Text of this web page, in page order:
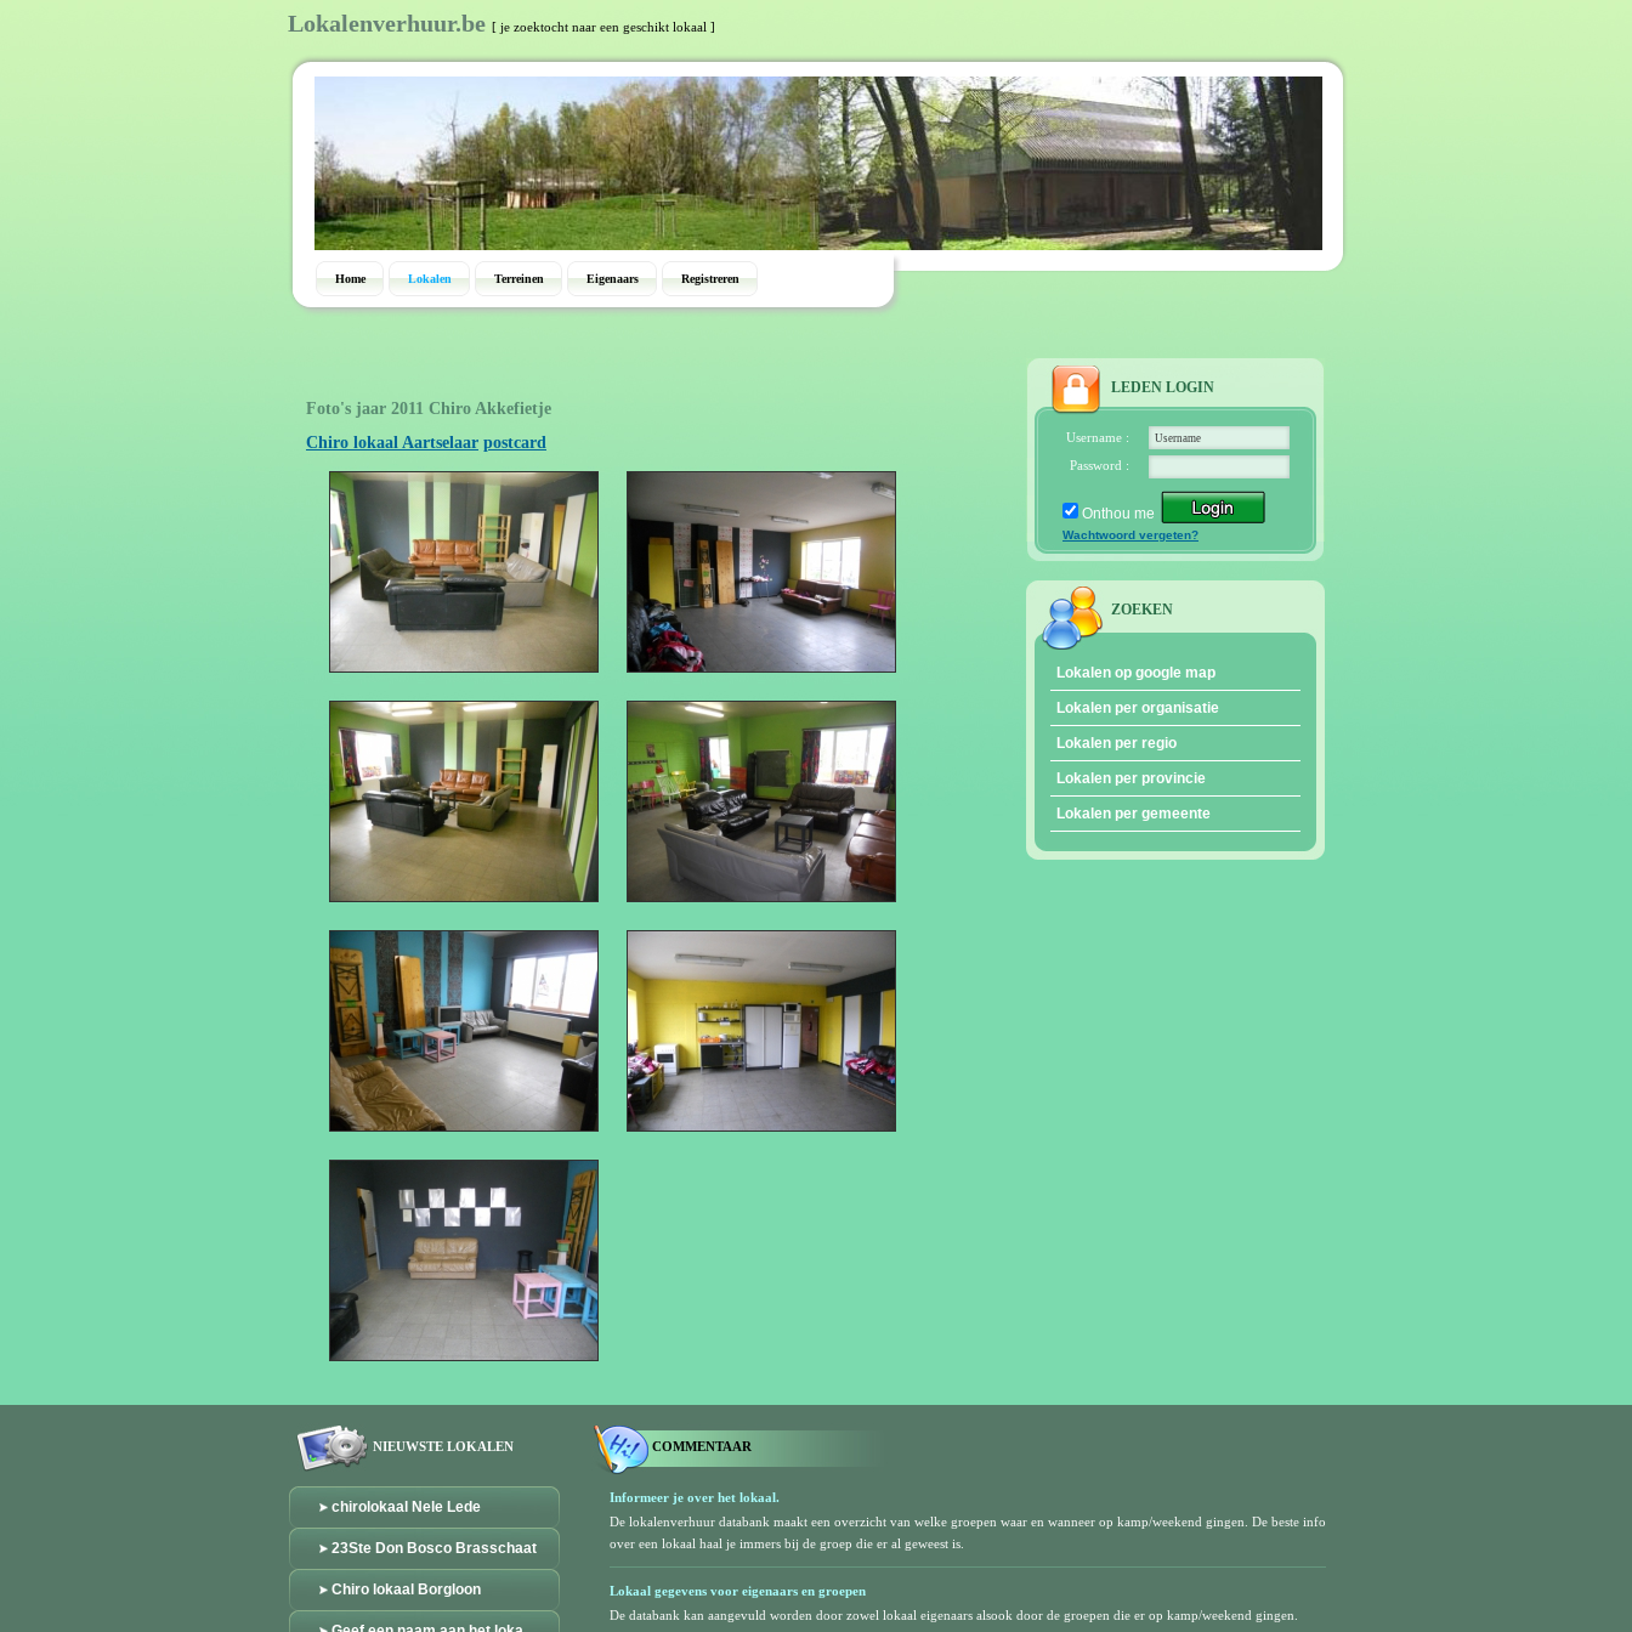
Lokalenverhuur.be [ je zoektocht naar een geschikt lokaal ]
Home Lokalen Terreinen Eigenaars Registreren
Foto's jaar 2011 Chiro Akkefietje
Chiro lokaal Aartselaar postcard
LEDEN LOGIN
Username :
Password :
Onthou me
Wachtwoord vergeten?
ZOEKEN
Lokalen op google map
Lokalen per organisatie
Lokalen per regio
Lokalen per provincie
Lokalen per gemeente
NIEUWSTE LOKALEN
chirolokaal Nele Lede
23Ste Don Bosco Brasschaat
Chiro lokaal Borgloon
COMMENTAAR
Informeer je over het lokaal.
De lokalenverhuur databank maakt een overzicht van welke groepen waar en wanneer op kamp/weekend gingen. De beste info
over een lokaal haal je immers bij de groep die er al geweest is.
Lokaal gegevens voor eigenaars en groepen
De databank kan aangevuld worden door zowel lokaal eigenaars alsook door de groepen die er op kamp/weekend gingen.